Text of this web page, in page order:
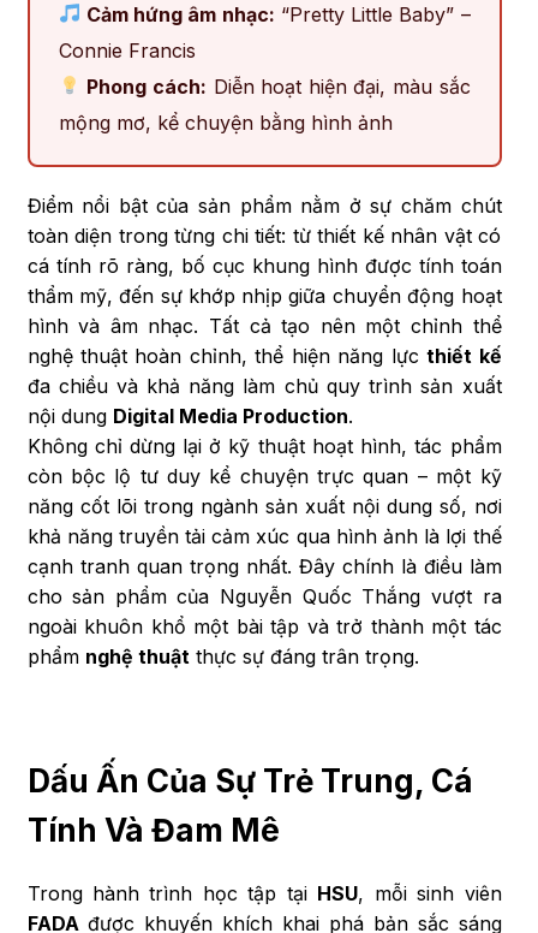
Cảm hứng âm nhạc: “Pretty Little Baby” –
Connie Francis
Phong cách: Diễn hoạt hiện đại, màu sắc
mộng mơ, kể chuyện bằng hình ảnh
Điểm nổi bật của sản phẩm nằm ở sự chăm chút
toàn diện trong từng chi tiết: từ thiết kế nhân vật có
cá tính rõ ràng, bố cục khung hình được tính toán
thẩm mỹ, đến sự khớp nhịp giữa chuyển động hoạt
hình và âm nhạc. Tất cả tạo nên một chỉnh thể
nghệ thuật hoàn chỉnh, thể hiện năng lựcthiết kế
đa chiều và khả năng làm chủ quy trình sản xuất
nội dung Digital Media Production.
Không chỉ dừng lại ở kỹ thuật hoạt hình, tác phẩm
còn bộc lộ tư duy kể chuyện trực quan – một kỹ
năng cốt lõi trong ngành sản xuất nội dung số, nơi
khả năng truyền tải cảm xúc qua hình ảnh là lợi thế
cạnh tranh quan trọng nhất. Đây chính là điều làm
cho sản phẩm của Nguyễn Quốc Thắng vượt ra
ngoài khuôn khổ một bài tập và trở thành một tác
phẩm nghệ thuật thực sự đáng trân trọng.
Dấu Ấn Của Sự Trẻ Trung, Cá
Tính Và Đam Mê
Trong hành trình học tập tại HSU, mỗi sinh viên
FADA được khuyến khích khai phá bản sắc sáng